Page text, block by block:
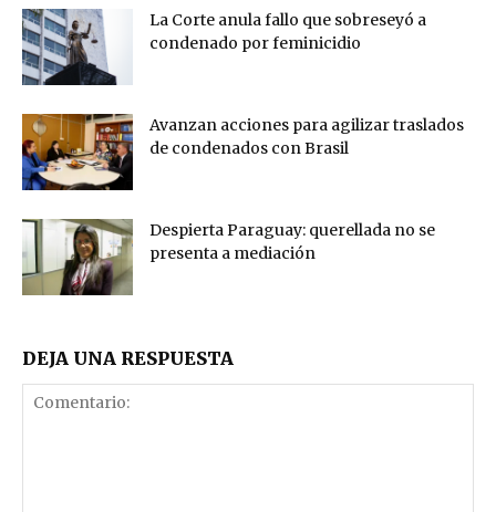
La Corte anula fallo que sobreseyó a
condenado por feminicidio
Avanzan acciones para agilizar traslados
de condenados con Brasil
Despierta Paraguay: querellada no se
presenta a mediación
DEJA UNA RESPUESTA